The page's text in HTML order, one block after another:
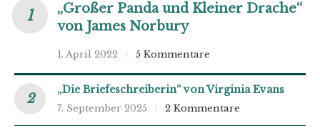
„Großer Panda und Kleiner Drache“
von James Norbury
1. April 2022 5 Kommentare
„Die Briefeschreiberin“ von Virginia Evans
7. September 2025 2 Kommentare